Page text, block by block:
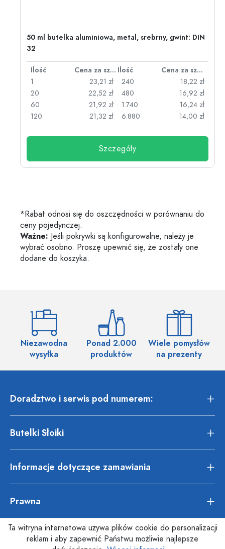
50 ml butelka aluminiowa, metal, srebrny, gwint: DIN
32
Ilość Cena za sztukę Ilość
Cena za sztukę
1
23,21 zł
20
22,52 zł
60
21,92 zł
120
21,32 zł
240
18,22 zł
480
16,92 zł
1.740
16,24 zł
6.880
14,00 zł
Szczegóły
*Rabat odnosi się do oszczędności w porównaniu do
ceny pojedynczej.
Ważne: Jeśli pokrywki są konfigurowalne, należy je
wybrać osobno. Proszę upewnić się, że zostały one
dodane do koszyka.
Niezawodna
wysyłka
Ponad 2.000
produktów
Wiele pomysłów
na prezenty
Doradztwo i serwis pod numerem:
Butelki Słoiki
Informacje dotyczące zamawiania
Prawna
Ta witryna internetowa używa plików cookie do personalizacji
reklam i aby zapewnić Państwu możliwie najlepsze